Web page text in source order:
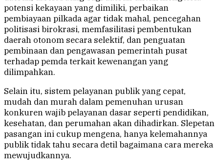
potensi kekayaan yang dimiliki, perbaikan
pembiayaan pilkada agar tidak mahal, pencegahan
politisasi birokrasi, memfasilitasi pembentukan
daerah otonom secara selektif, dan penguatan
pembinaan dan pengawasan pemerintah pusat
terhadap pemda terkait kewenangan yang
dilimpahkan.
Selain itu, sistem pelayanan publik yang cepat,
mudah dan murah dalam pemenuhan urusan
konkuren wajib pelayanan dasar seperti pendidikan,
kesehatan, dan perumahan akan dihadirkan. Slepetan
pasangan ini cukup mengena, hanya kelemahannya
publik tidak tahu secara detil bagaimana cara mereka
mewujudkannya.